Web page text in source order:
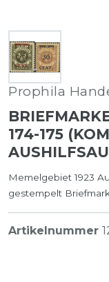
Prophila
174-175
Memelgebiet 1923
gestempelt
Artikelnummer